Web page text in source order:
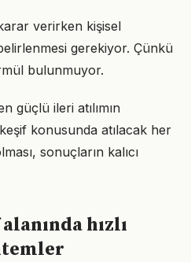
verirken kişisel
gerekiyor. Çünkü
bulunmuyor.
güçlü ileri atılımın
konusunda atılacak her
sonuçların kalıcı
hızlı